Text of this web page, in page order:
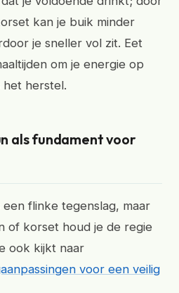
kan je buik minder
je sneller vol zit. Eet
om je energie op
het herstel.
als fundament voor
flinke tegenslag, maar
of korset houd je de regie
ook kijkt naar
voor een veilig